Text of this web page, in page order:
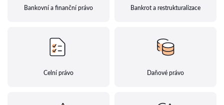
Bankovní a finanční právo Bankrot a restrukturalizace
Celní právo Daňové právo